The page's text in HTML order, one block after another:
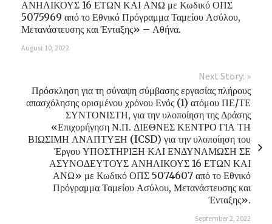
ΑΝΗΛΙΚΟΥΣ 16 ΕΤΩΝ ΚΑΙ ΑΝΩ με Κωδικό ΟΠΣ
5075969 από το Εθνικό Πρόγραμμα Ταμείου Ασύλου,
Μετανάστευσης και Ένταξης» – Αθήνα.
August 10, 2022
Next Story: »
Πρόσκληση για τη σύναψη σύμβασης εργασίας πλήρους
απασχόλησης ορισμένου χρόνου Ενός (1) ατόμου ΠΕ/ΤΕ
ΣΥΝΤΟΝΙΣΤΗ, για την υλοποίηση της Δράσης
«Επιχορήγηση Ν.Π. ΔΙΕΘΝΕΣ ΚΕΝΤΡΟ ΓΙΑ ΤΗ
ΒΙΩΣΙΜΗ ΑΝΑΠΤΥΞΗ (ICSD) για την υλοποίηση του
Έργου ΥΠΟΣΤΗΡΙΞΗ ΚΑΙ ΕΝΔΥΝΑΜΩΣΗ ΣΕ
ΑΣΥΝΟΔΕΥΤΟΥΣ ΑΝΗΛΙΚΟΥΣ 16 ΕΤΩΝ ΚΑΙ
ΑΝΩ» με Κωδικό ΟΠΣ 5074607 από το Εθνικό
Πρόγραμμα Ταμείου Ασύλου, Μετανάστευσης και
Ένταξης».
September 2, 2022